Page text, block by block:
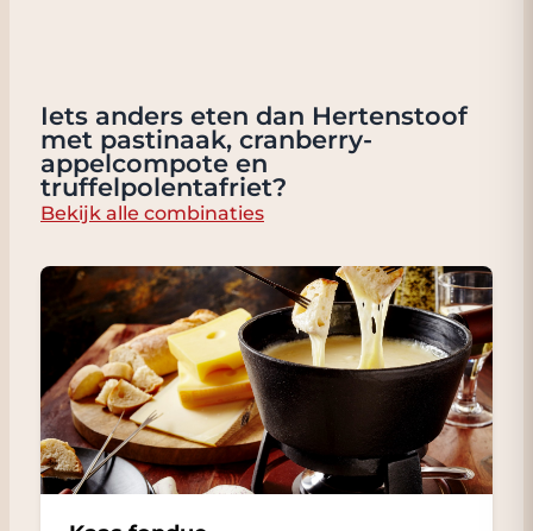
Iets anders eten dan Hertenstoof
met pastinaak, cranberry-
appelcompote en
truffelpolentafriet?
Bekijk alle combinaties